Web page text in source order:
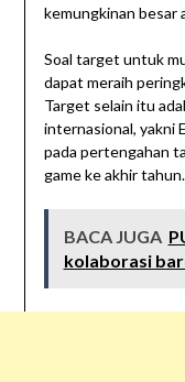
kemungkinan besar
Soal target untuk
dapat meraih
Target selain itu
internasional, yakni
pada pertengahan
game ke akhir tahun.
BACA JUGA
kolaborasi